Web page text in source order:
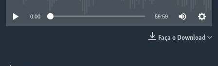
0:00 59:59
Faça o Download